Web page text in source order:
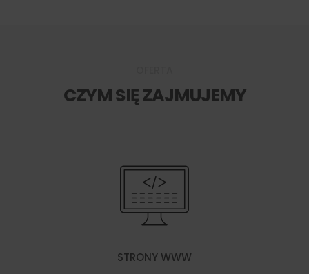
CZYM SIĘ ZAJMUJEMY
STRONY WWW